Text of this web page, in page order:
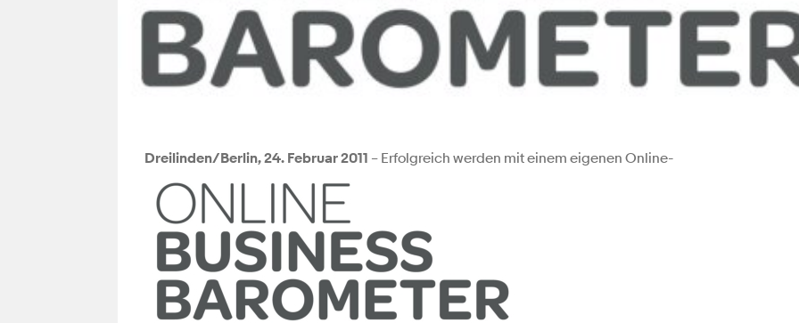
Dreilinden/Berlin, 24. Februar 2011 – Erfolgreich werden mit einem eigenen Online-